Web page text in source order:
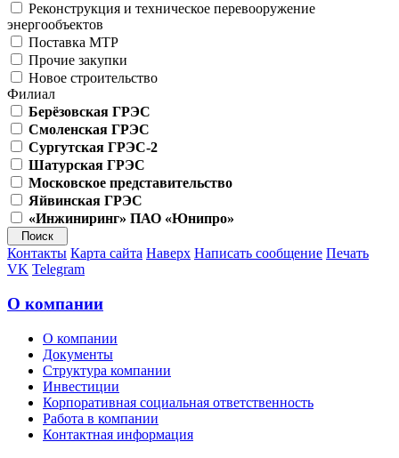
Реконструкция и техническое перевооружение
энергообъектов
Поставка МТР
Прочие закупки
Новое строительство
Филиал
Берёзовская ГРЭС
Смоленская ГРЭС
Сургутская ГРЭС-2
Шатурская ГРЭС
Московское представительство
Яйвинская ГРЭС
«Инжиниринг» ПАО «Юнипро»
Контакты Карта сайта Наверх Написать сообщение Печать
VK Telegram
О компании
О компании
Документы
Структура компании
Инвестиции
Корпоративная социальная ответственность
Работа в компании
Контактная информация